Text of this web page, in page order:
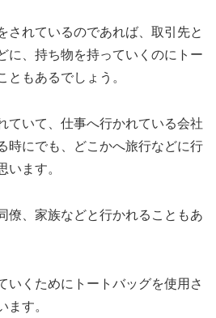
されているのであれば、取引先と
に、持ち物を持っていくのにトー
ともあるでしょう。
ていて、仕事へ行かれている会社
時にでも、どこかへ旅行などに行
います。
僚、家族などと行かれることもあ
いくためにトートバッグを使用さ
ます。